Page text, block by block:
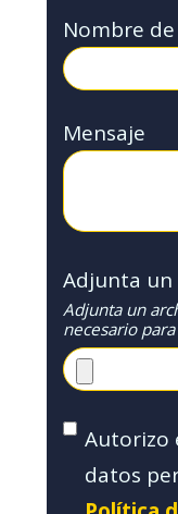
Nombre
Mensaje
Adjunta un
Adjunta un
necesario
Autorizo
datos